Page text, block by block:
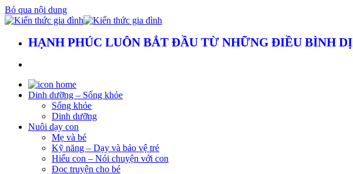
Bỏ qua nội dung
HẠNH PHÚC LUÔN BẮT ĐẦU TỪ NHỮNG ĐIỀU BÌNH DỊ
Dinh dưỡng – Sống khỏe
Sống khỏe
Dinh dưỡng
Nuôi dạy con
Mẹ và bé
Kỹ năng – Dạy và bảo vệ trẻ
Hiểu con – Nói chuyện với con
Đọc truyện cho bé